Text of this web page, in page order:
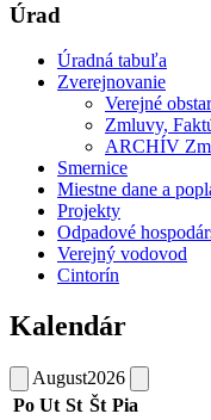
Úrad
Úradná tabuľa
Zverejnovanie
Verejné
Zmluvy,
ARCHÍV
Smernice
Miestne dane a
Projekty
Odpadové
Verejný vodovod
Cintorín
Kalendár
August2026
Po Ut St Št Pia